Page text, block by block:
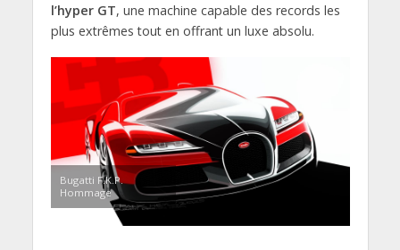
l’hyper GT, une machine capable des records les
plus extrêmes tout en offrant un luxe absolu.
Bugatti F.K.P.
Hommage